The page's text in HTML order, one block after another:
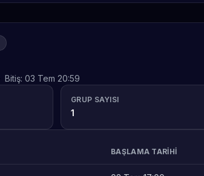
Bitiş: 03 Tem 20:59
GRUP SAYISI
1
BAŞLAMA TARIHI